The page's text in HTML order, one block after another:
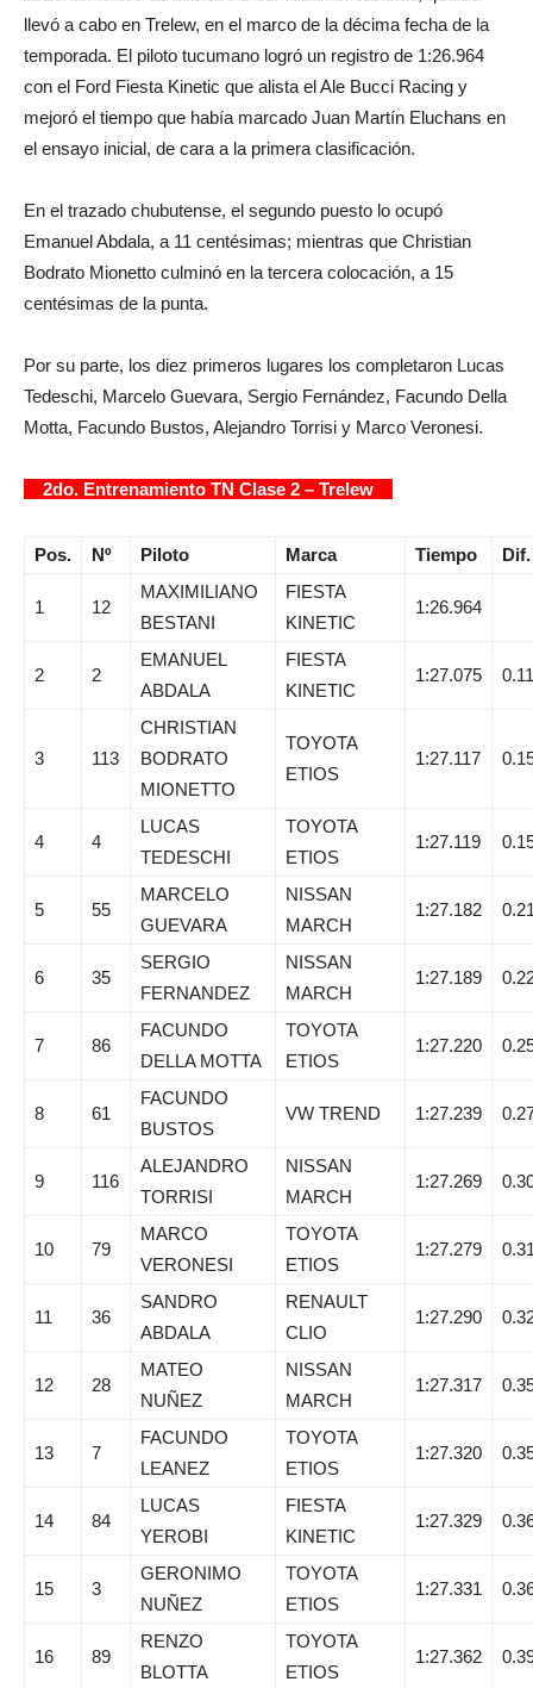
llevó a cabo en Trelew, en el marco de la décima fecha de la
temporada. El piloto tucumano logró un registro de 1:26.964
con el Ford Fiesta Kinetic que alista el Ale Bucci Racing y
mejoró el tiempo que había marcado Juan Martín Eluchans en
el ensayo inicial, de cara a la primera clasificación.
En el trazado chubutense, el segundo puesto lo ocupó
Emanuel Abdala, a 11 centésimas; mientras que Christian
Bodrato Mionetto culminó en la tercera colocación, a 15
centésimas de la punta.
Por su parte, los diez primeros lugares los completaron Lucas
Tedeschi, Marcelo Guevara, Sergio Fernández, Facundo Della
Motta, Facundo Bustos, Alejandro Torrisi y Marco Veronesi.
2do. Entrenamiento TN Clase 2 – Trelew
Pos. Nº Piloto Marca Tiempo Dif.
1 12
MAXIMILIANO
BESTANI
FIESTA
KINETIC
1:26.964
2 2
EMANUEL
ABDALA
FIESTA
KINETIC
1:27.075
3 113
CHRISTIAN
BODRATO
MIONETTO
TOYOTA
ETIOS
1:27.117
4 4
LUCAS
TEDESCHI
TOYOTA
ETIOS
1:27.119
5 55
MARCELO
GUEVARA
NISSAN
MARCH
1:27.182
6 35
SERGIO
FERNANDEZ
NISSAN
MARCH
1:27.189
7 86
FACUNDO
DELLA MOTTA
TOYOTA
ETIOS
1:27.220
8 61
FACUNDO
BUSTOS
VW TREND 1:27.239
9 116
ALEJANDRO
TORRISI
NISSAN
MARCH
1:27.269
10 79
MARCO
VERONESI
TOYOTA
ETIOS
1:27.279
11 36
SANDRO
ABDALA
RENAULT
CLIO
1:27.290
12 28
MATEO
NUÑEZ
NISSAN
MARCH
1:27.317
13 7
FACUNDO
LEANEZ
TOYOTA
ETIOS
1:27.320
14 84
LUCAS
YEROBI
FIESTA
KINETIC
1:27.329
15 3
GERONIMO
NUÑEZ
TOYOTA
ETIOS
1:27.331
16 89
RENZO
BLOTTA
TOYOTA
ETIOS
1:27.362